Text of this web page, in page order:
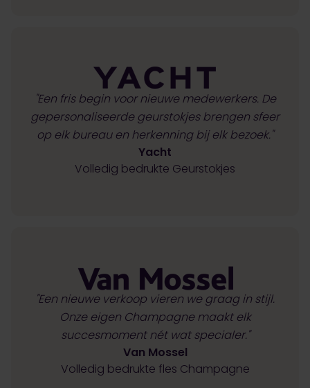
"Een fris begin voor nieuwe medewerkers. De
gepersonaliseerde geurstokjes brengen sfeer
op elk bureau en herkenning bij elk bezoek."
Yacht
Volledig bedrukte Geurstokjes
"Een nieuwe verkoop vieren we graag in stijl.
Onze eigen Champagne maakt elk
succesmoment nét wat specialer."
Van Mossel
Volledig bedrukte fles Champagne